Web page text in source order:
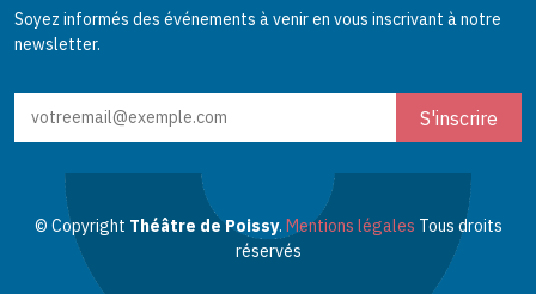
Soyez informés des événements à venir en vous inscrivant à notre
newsletter.
© Copyright Théâtre de Poissy. Mentions légales Tous droits
réservés